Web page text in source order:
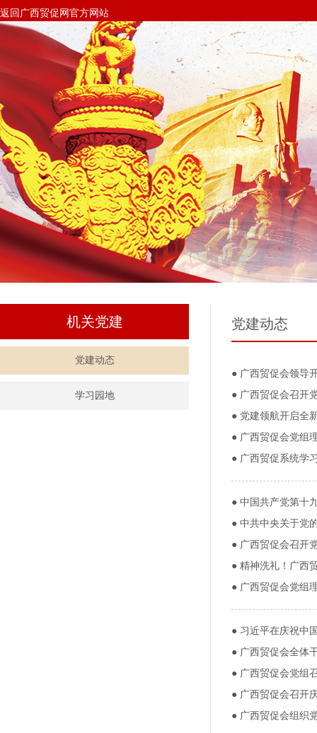
返回广西贸促网官方网站
机关党建
党建动态
学习园地
党建动态
● 广西贸促会领导
● 广西贸促会召开
● 党建领航开启全
● 广西贸促会党组
● 广西贸促系统学
● 中国共产党第十
● 中共中央关于党
● 广西贸促会召开
● 精神洗礼！广西
● 广西贸促会党组
● 习近平在庆祝中
● 广西贸促会全体
● 广西贸促会党组
● 广西贸促会召开
● 广西贸促会组织